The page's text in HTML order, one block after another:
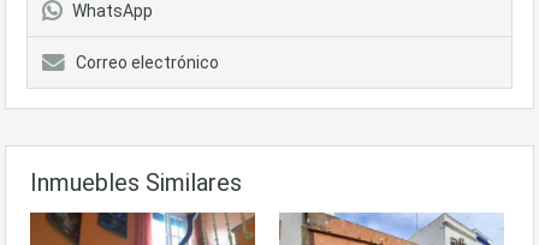
WhatsApp
Correo electrónico
Inmuebles Similares